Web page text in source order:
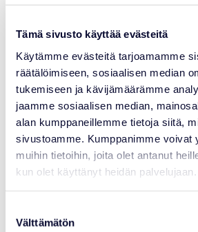
Tämä sivusto käyttää evästeitä
Käytämme evästeitä tarjoamamme
räätälöimiseen, sosiaalisen median
tukemiseen ja kävijämäärämme
jaamme sosiaalisen median,
alan kumppaneillemme tietoja siitä,
sivustoamme. Kumppanimme voivat
muihin tietoihin, joita olet antanut
kun olet käyttänyt heidän palvelujaan.
valinta
Välttämätön
AJANKOHTAISTA
Varaa Syksyn eläimellinen